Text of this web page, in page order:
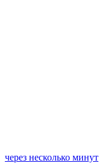
через несколько минут